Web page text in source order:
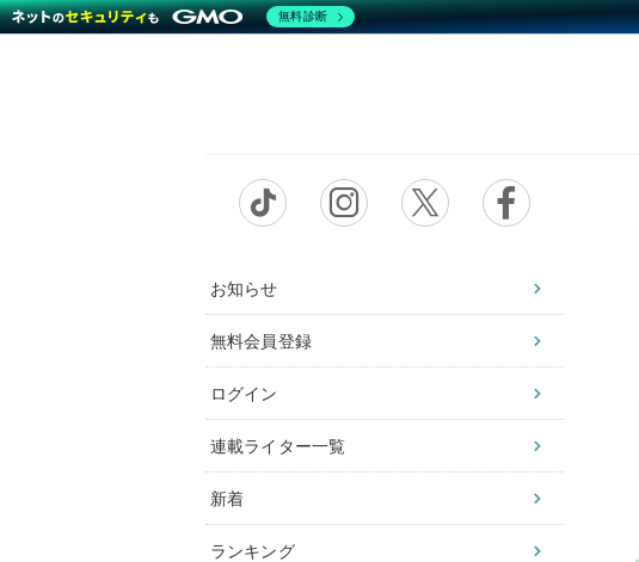
お知らせ
無料会員登録
ログイン
連載ライター一覧
新着
ランキング
無料診断